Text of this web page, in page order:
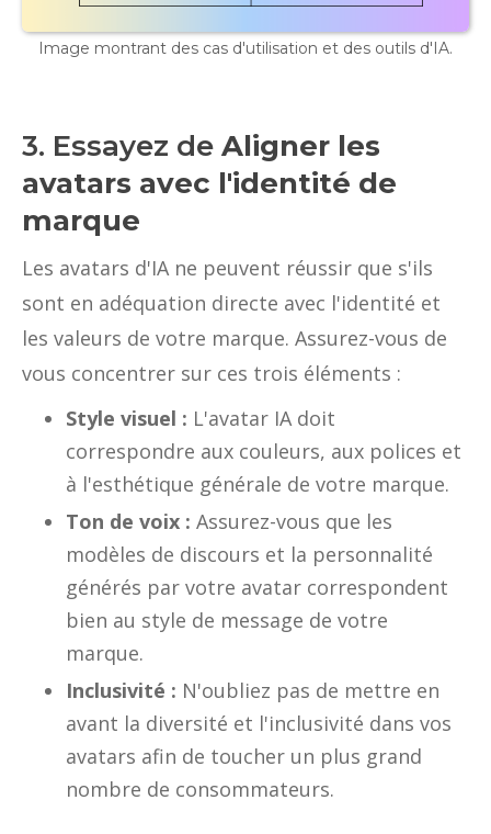
Image montrant des cas d'utilisation et des outils d'IA.
3. Essayez de Aligner les
avatars avec l'identité de
marque
Les avatars d'IA ne peuvent réussir que s'ils
sont en adéquation directe avec l'identité et
les valeurs de votre marque. Assurez-vous de
vous concentrer sur ces trois éléments :
Style visuel : L'avatar IA doit
correspondre aux couleurs, aux polices et
à l'esthétique générale de votre marque.
Ton de voix : Assurez-vous que les
modèles de discours et la personnalité
générés par votre avatar correspondent
bien au style de message de votre
marque.
Inclusivité : N'oubliez pas de mettre en
avant la diversité et l'inclusivité dans vos
avatars afin de toucher un plus grand
nombre de consommateurs.